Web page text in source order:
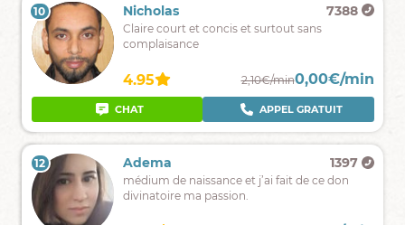
de
vie.
9 Dayanna
1367
La
voyance
tel
un
souffle
de
vent
mumure
les
secrets
4.34 2,90€/min 0,00€/min
CHAT
10 Nicholas 7388
Claire court et concis et surtout sans
complaisance
4.95 2,10€/min0,00€/min
CHAT APPEL GRATUIT
11 Léonore
3284
Plaine
Lune
12 Adema 1397
médium de naissance et j’ai fait de ce don
divinatoire ma passion.